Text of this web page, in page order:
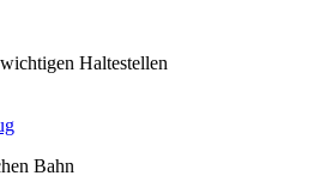
Haltestellen
Bahn